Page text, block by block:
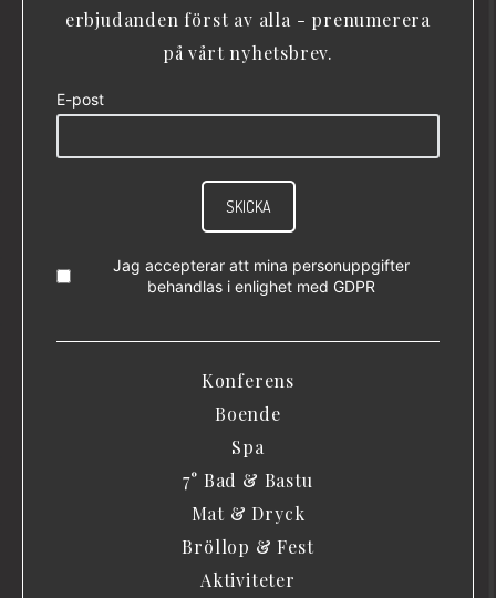
erbjudanden först av alla - prenumerera
på vårt nyhetsbrev.
E-post
SKICKA
Jag accepterar att mina personuppgifter
behandlas i enlighet med GDPR
Konferens
Boende
Spa
7° Bad & Bastu
Mat & Dryck
Bröllop & Fest
Aktiviteter